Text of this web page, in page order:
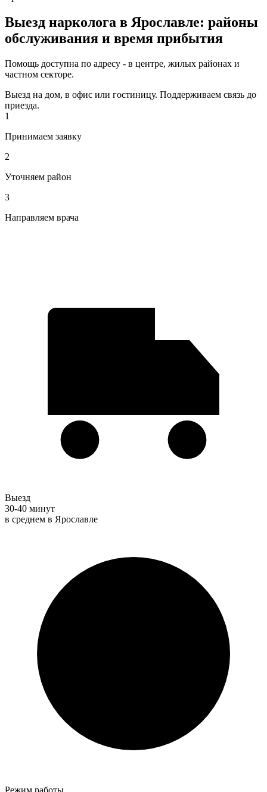
Выезд нарколога в Ярославле: районы
обслуживания и время прибытия
Помощь доступна по адресу - в центре, жилых районах и
частном секторе.
Выезд на дом, в офис или гостиницу. Поддерживаем связь до
приезда.
1
Принимаем заявку
2
Уточняем район
3
Направляем врача
Выезд
30-40 минут
в среднем в Ярославле
Режим работы